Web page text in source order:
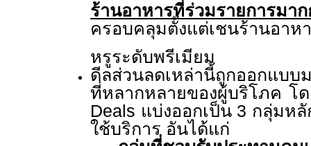
ร้านอาหารที่ร่วมรายการม
ครอบคลุมตั้งแต่เชนร้านอาห
หรูระดับพรีเมียม
ดีลส่วนลดเหล่านี้ถูกออกแบบ
ที่หลากหลายของผู้บริโภค โ
Deals แบ่งออกเป็น 3 กลุ่มหลั
ใช้บริการ อันได้แก่